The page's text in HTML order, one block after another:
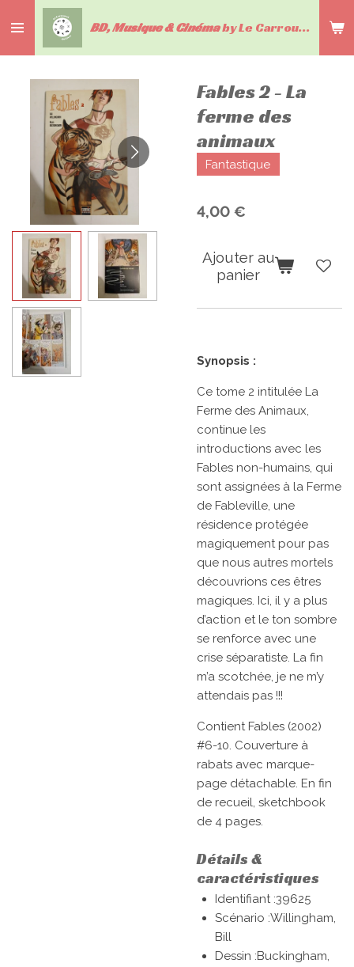
au
contenu
BD, Musique & Cinémaby Le Carrousel du livre
Fables 2 - La
ferme des
animaux
Fantastique
4,00 €
Ajouter au
panier
Synopsis :
Ce tome 2 intitulée La
Ferme des Animaux,
continue les
introductions avec les
Fables non-humains, qui
sont assignées à la Ferme
de Fableville, une
résidence protégée
magiquement pour pas
que nous autres mortels
découvrions ces êtres
magiques. Ici, il y a plus
d’action et le ton sombre
se renforce avec une
crise séparatiste. La fin
m’a scotchée, je ne m’y
attendais pas !!!
Contient Fables (2002)
#6-10. Couverture à
rabats avec marque-
page détachable. En fin
de recueil, sketchbook
de 4 pages.
Détails &
caractéristiques
Identifiant :39625
Scénario :Willingham,
Bill
Dessin :Buckingham,